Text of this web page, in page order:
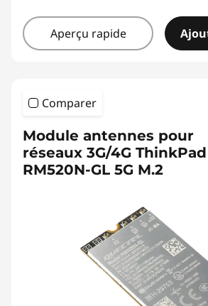
Aperçu rapide
Comparer
Module antennes pour
réseaux 3G/4G
RM520N-GL 5G M.2